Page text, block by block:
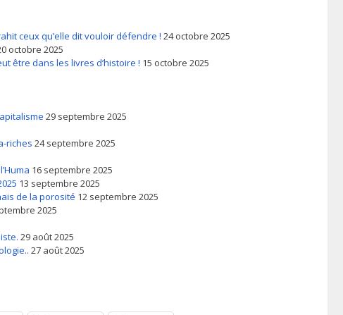
ceux qu’elle dit vouloir défendre ! 24 octobre 2025
octobre 2025
être dans les livres d’histoire ! 15 octobre 2025
29 septembre 2025
riches 24 septembre 2025
16 septembre 2025
13 septembre 2025
de la porosité 12 septembre 2025
2025
29 août 2025
27 août 2025